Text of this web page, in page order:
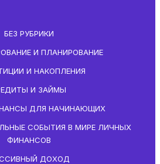
БЕЗ РУБРИКИ
И ПЛАНИРОВАНИЕ
И НАКОПЛЕНИЯ
И ЗАЙМЫ
ДЛЯ НАЧИНАЮЩИХ
СОБЫТИЯ В МИРЕ ЛИЧНЫХ
ФИНАНСОВ
ДОХОД